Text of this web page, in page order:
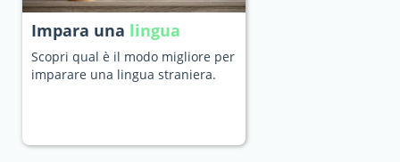
Impara una lingua
Scopri qual è il modo migliore per
imparare una lingua straniera.